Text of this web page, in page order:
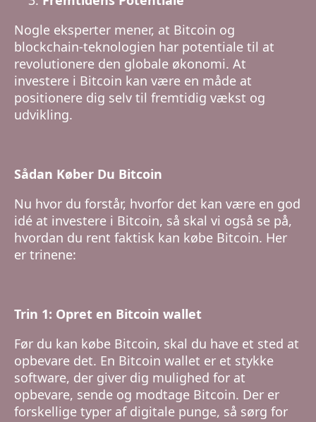
Nogle eksperter mener, at Bitcoin og
blockchain-teknologien har potentiale til at
revolutionere den globale økonomi. At
investere i Bitcoin kan være en måde at
positionere dig selv til fremtidig vækst og
udvikling.
Sådan Køber Du Bitcoin
Nu hvor du forstår, hvorfor det kan være en god
idé at investere i Bitcoin, så skal vi også se på,
hvordan du rent faktisk kan købe Bitcoin. Her
er trinene:
Trin 1: Opret en Bitcoin wallet
Før du kan købe Bitcoin, skal du have et sted at
opbevare det. En Bitcoin wallet er et stykke
software, der giver dig mulighed for at
opbevare, sende og modtage Bitcoin. Der er
forskellige typer af digitale punge, så sørg for